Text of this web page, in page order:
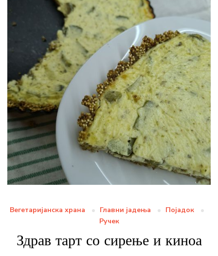
Вегетаријанска храна Главни јадења
Појадок
Ручек
Здрав тарт со сирење и киноа